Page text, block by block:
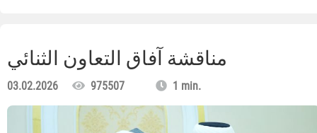
مناقشة آفاق التعاون الثنائي
03.02.2026 975507 1 min.